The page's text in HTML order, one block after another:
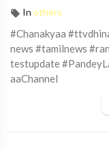
In others
#Chanakyaa
news #tamilnews
testupdate
aaChannel